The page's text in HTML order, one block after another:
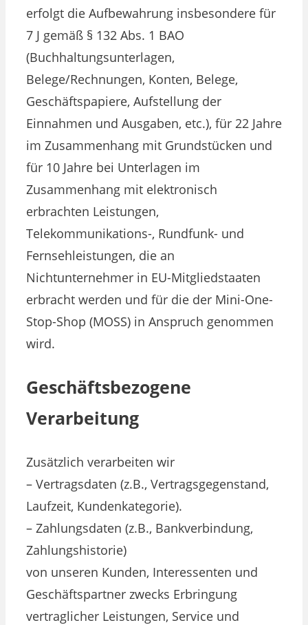
erfolgt die Aufbewahrung insbesondere für
7 J gemäß § 132 Abs. 1 BAO
(Buchhaltungsunterlagen,
Belege/Rechnungen, Konten, Belege,
Geschäftspapiere, Aufstellung der
Einnahmen und Ausgaben, etc.), für 22 Jahre
im Zusammenhang mit Grundstücken und
für 10 Jahre bei Unterlagen im
Zusammenhang mit elektronisch
erbrachten Leistungen,
Telekommunikations-, Rundfunk- und
Fernsehleistungen, die an
Nichtunternehmer in EU-Mitgliedstaaten
erbracht werden und für die der Mini-One-
Stop-Shop (MOSS) in Anspruch genommen
wird.
Geschäftsbezogene
Verarbeitung
Zusätzlich verarbeiten wir
– Vertragsdaten (z.B., Vertragsgegenstand,
Laufzeit, Kundenkategorie).
– Zahlungsdaten (z.B., Bankverbindung,
Zahlungshistorie)
von unseren Kunden, Interessenten und
Geschäftspartner zwecks Erbringung
vertraglicher Leistungen, Service und